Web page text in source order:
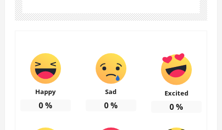
Happy
0%
Sad
0%
Excited
0%